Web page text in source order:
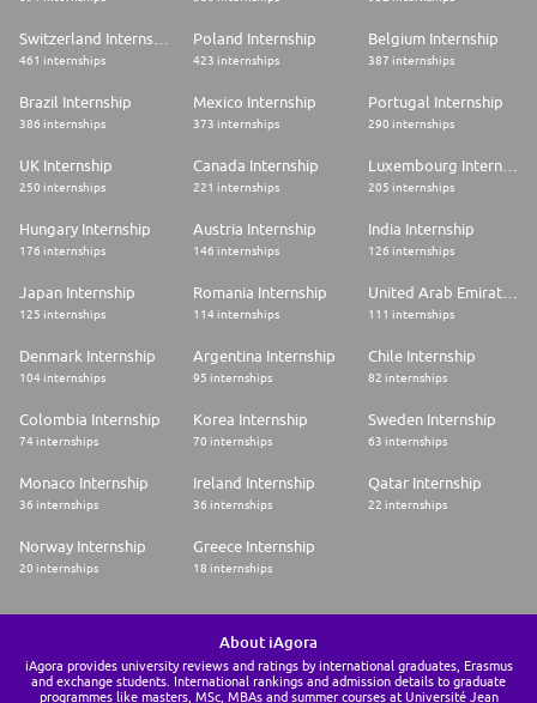
461 internships
Poland Internship
423 internships
Belgium Internship
387 internships
Brazil Internship
386 internships
Mexico Internship
373 internships
Portugal Internship
290 internships
UK Internship
250 internships
Canada Internship
221 internships
Luxembourg Internship
205 internships
Hungary Internship
176 internships
Austria Internship
146 internships
India Internship
126 internships
Japan Internship
125 internships
Romania Internship
114 internships
United Arab Emirates Internship
111 internships
Denmark Internship
104 internships
Argentina Internship
95 internships
Chile Internship
82 internships
Colombia Internship
74 internships
Korea Internship
70 internships
Sweden Internship
63 internships
Monaco Internship
36 internships
Ireland Internship
36 internships
Qatar Internship
22 internships
Norway Internship
20 internships
Greece Internship
18 internships
About iAgora
iAgora provides university reviews and ratings by international graduates, Erasmus
and exchange students. International rankings and admission details to graduate
programmes like masters, MSc, MBAs and summer courses at Université Jean